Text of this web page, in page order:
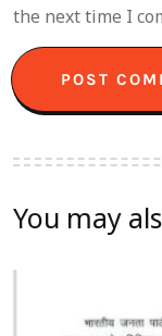
the next time I
You may